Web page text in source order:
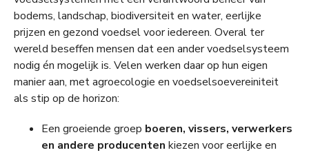
bodems, landschap, biodiversiteit en water, eerlijke
prijzen en gezond voedsel voor iedereen. Overal ter
wereld beseffen mensen dat een ander voedselsysteem
nodig én mogelijk is. Velen werken daar op hun eigen
manier aan, met agroecologie en voedselsoevereiniteit
als stip op de horizon:
Een groeiende groep boeren, vissers, verwerkers
en andere producenten kiezen voor eerlijke en